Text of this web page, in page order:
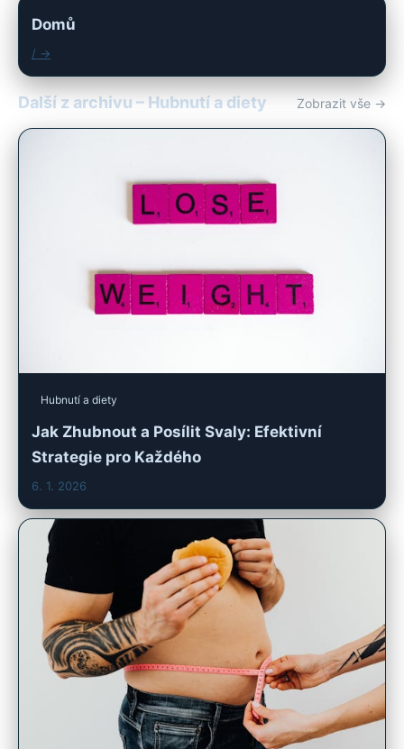
Domů
/ →
Další z archivu – Hubnutí a diety Zobrazit vše →
Hubnutí a diety
Jak Zhubnout a Posílit Svaly: Efektivní
Strategie pro Každého
6. 1. 2026